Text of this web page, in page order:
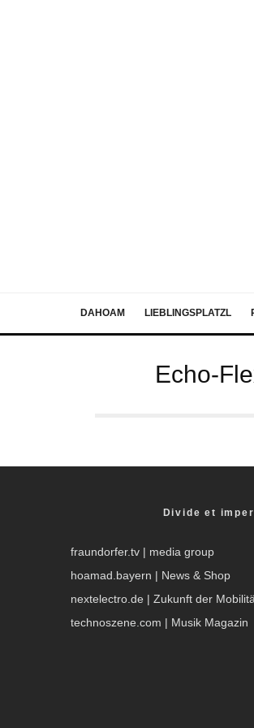
DAHOAM LIEBLINGSPLATZL
Echo-
Divide et
fraundorfer.tv | media group
hoamad.bayern | News & Shop
nextelectro.de | Zukunft der
technoszene.com | Musik Magazin